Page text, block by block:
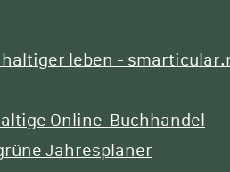
leben -
Online-Buchhandel
Jahresplaner